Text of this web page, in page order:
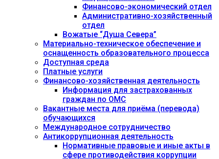
Финансово-экономический отдел
Административно-хозяйственный
отдел
Вожатые “Душа Севера”
Материально-техническое обеспечение и
оснащенность образовательного процесса
Доступная среда
Платные услуги
Финансово-хозяйственная деятельность
Информация для застрахованных
граждан по ОМС
Вакантные места для приёма (перевода)
обучающихся
Международное сотрудничество
Антикоррупционная деятельность
Нормативные правовые и иные акты в
сфере противодействия коррупции